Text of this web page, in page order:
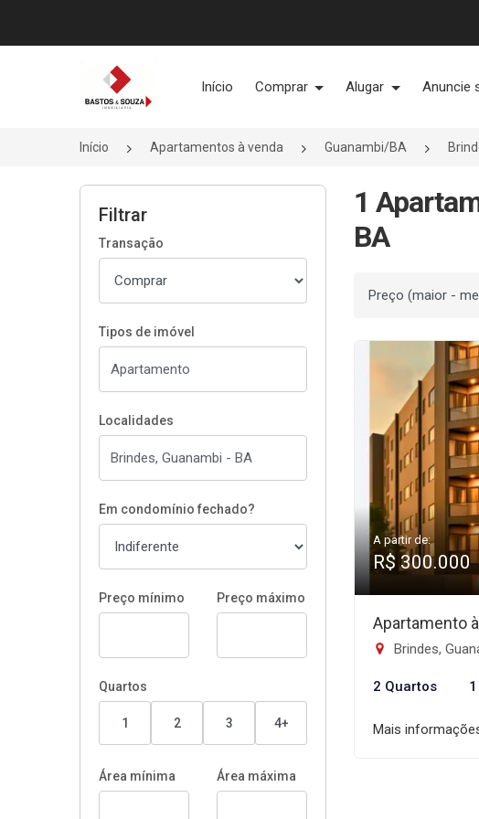
Página inicial
Início Comprar Alugar Anuncie
Início Apartamentos à venda Guanambi/BA
Filtrar
Transação
Tipos de imóvel
Localidades
Em condomínio fechado?
Preço mínimo Preço máximo
Quartos
1 2 3 4+
Área mínima Área máxima
1
BA
Ordenar por
A partir de:
R$ 300.000
Apartamento
Brindes,
2 Quartos
Mais